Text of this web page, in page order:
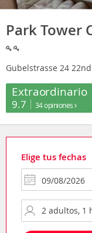
Park Tower
Gubelstrasse 24
Extraordinario
9.7 34 opiniones
Elige tus fechas